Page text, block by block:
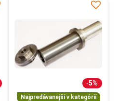
5%
Najpredávanejší v kategórií